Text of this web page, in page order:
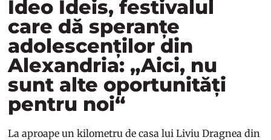
Ideo Ideis, festivalul
care dă speranțe
adolescenților din
Alexandria: „Aici, nu
sunt alte oportunități
pentru noi“
La aproape un kilometru de casa lui Liviu Dragnea din